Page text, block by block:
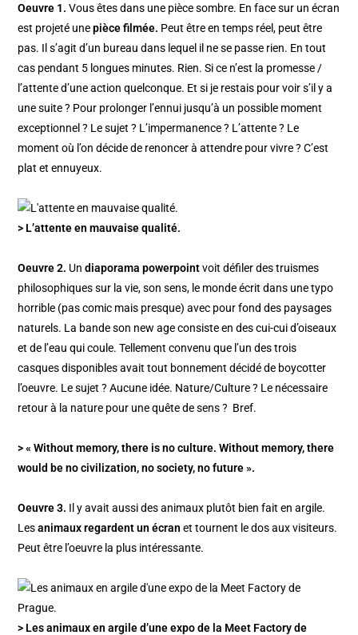
Oeuvre 1. Vous êtes dans une pièce sombre. En face sur un écran
est projeté unepièce filmée. Peut être en temps réel, peut être
pas. Il s’agit d’un bureau dans lequel il ne se passe rien. En tout
cas pendant 5 longues minutes. Rien. Si ce n’est la promesse /
l’attente d’une action quelconque. Et si je restais pour voir s’il y a
une suite ? Pour prolonger l’ennui jusqu’à un possible moment
exceptionnel ? Le sujet ? L’impermanence ? L’attente ? Le
moment où l’on décide de renoncer à attendre pour vivre ? C’est
plat et ennuyeux.
> L’attente en mauvaise qualité.
Oeuvre 2. Undiaporama powerpointvoit défiler des truismes
philosophiques sur la vie, son sens, le monde écrit dans une typo
horrible (pas comic mais presque) avec pour fond des paysages
naturels. La bande son new age consiste en des cui-cui d’oiseaux
et de l’eau qui coule. Tellement convenu que l’un des trois
casques disponibles avait tout bonnement décidé de boycotter
l’oeuvre. Le sujet ? Aucune idée. Nature/Culture ? Le nécessaire
retour à la nature pour une quête de sens ? Bref.
> « Without memory, there is no culture. Without memory, there
would be no civilization, no society, no future ».
Oeuvre 3. Il y avait aussi des animaux plutôt bien fait en argile.
Lesanimaux regardent un écran et tournent le dos aux visiteurs.
Peut être l’oeuvre la plus intéressante.
> Les animaux en argile d’une expo de la Meet Factory de